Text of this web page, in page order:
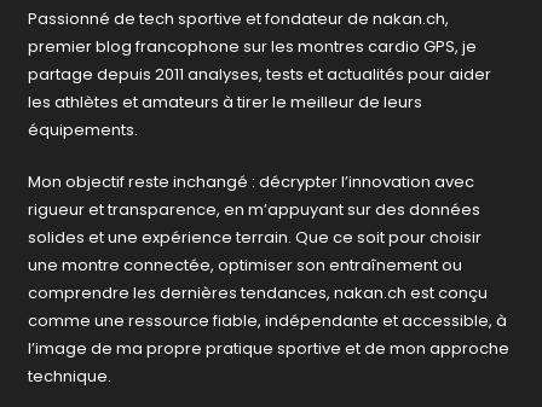
Passionné de tech sportive et fondateur de nakan.ch,
premier blog francophone sur les montres cardio GPS, je
partage depuis 2011 analyses, tests et actualités pour aider
les athlètes et amateurs à tirer le meilleur de leurs
équipements.
Mon objectif reste inchangé : décrypter l’innovation avec
rigueur et transparence, en m’appuyant sur des données
solides et une expérience terrain. Que ce soit pour choisir
une montre connectée, optimiser son entraînement ou
comprendre les dernières tendances, nakan.ch est conçu
comme une ressource fiable, indépendante et accessible, à
l’image de ma propre pratique sportive et de mon approche
technique.